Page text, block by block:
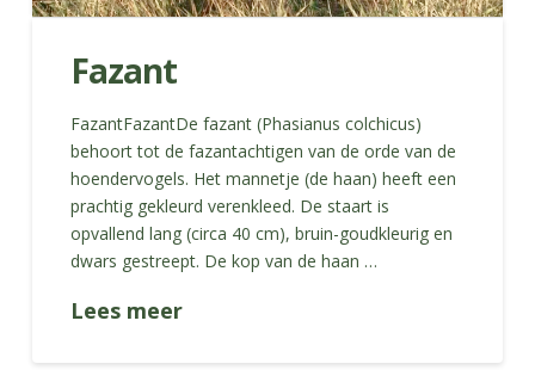
Fazant
FazantFazantDe fazant (Phasianus colchicus)
behoort tot de fazantachtigen van de orde van de
hoendervogels. Het mannetje (de haan) heeft een
prachtig gekleurd verenkleed. De staart is
opvallend lang (circa 40 cm), bruin-goudkleurig en
dwars gestreept. De kop van de haan …
Lees meer